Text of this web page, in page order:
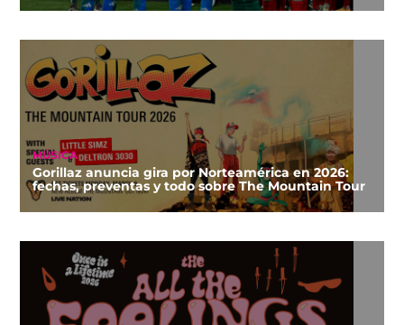
MÚSICA
Gorillaz anuncia gira por Norteamérica en 2026:
fechas, preventas y todo sobre The Mountain Tour